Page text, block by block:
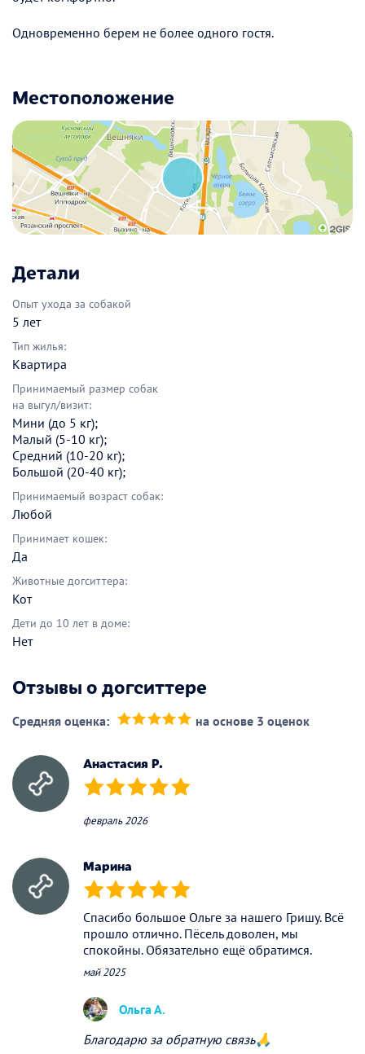
Одновременно берем не более одного гостя.
Местоположение
Детали
Опыт ухода за собакой
5 лет
Тип жилья:
Квартира
Принимаемый размер собак
на выгул/визит:
Мини (до 5 кг);
Малый (5-10 кг);
Средний (10-20 кг);
Большой (20-40 кг);
Принимаемый возраст собак:
Любой
Принимает кошек:
Да
Животные догситтера:
Кот
Дети до 10 лет в доме:
Нет
Отзывы о догситтере
Средняя оценка: на основе 3 оценок
Анастасия Р.
(*) (*) (*) (*) (*)
февраль 2026
Марина
(*) (*) (*) (*) (*)
Спасибо большое Ольге за нашего Гришу. Всё
прошло отлично. Пёсель доволен, мы
спокойны. Обязательно ещё обратимся.
май 2025
Ольга А.
Благодарю за обратную связь🙏